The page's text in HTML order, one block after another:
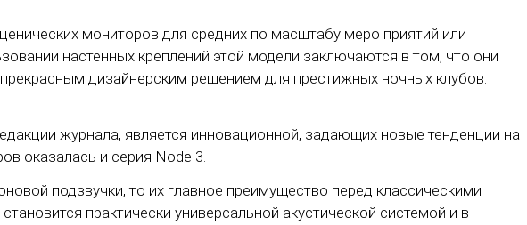
мониторов для средних по масштабу меро приятий или
настенных креплений этой модели заключаются в том, что они
дизайнерским решением для престижных ночных клубов.
журнала, является инновационной, задающих новые тенденции на
оказалась и серия Node 3.
подзвучки, то их главное преимущество перед классическими
практически универсальной акустической системой и в